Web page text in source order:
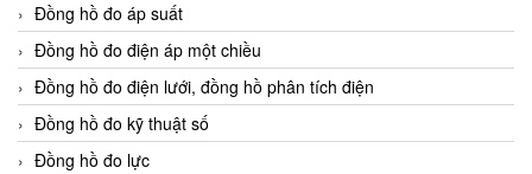
Đồng hồ đo áp suất
Đồng hồ đo điện áp một chiều
Đồng hồ đo điện lưới, đồng hồ phân tích điện
Đồng hồ đo kỹ thuật số
Đồng hồ đo lực